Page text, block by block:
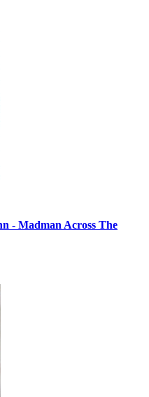
- Madman Across The